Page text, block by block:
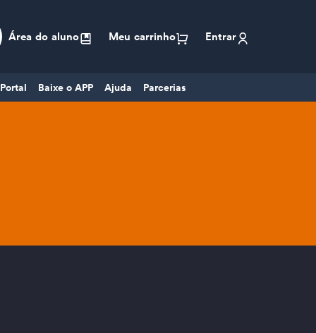
Área do aluno Meu carrinho Entrar
Portal Baixe o APP Ajuda Parcerias